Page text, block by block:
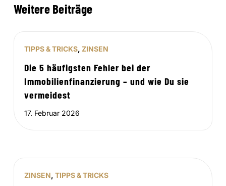
Weitere Beiträge
TIPPS & TRICKS, ZINSEN
Die 5 häufigsten Fehler bei der
Immobilienfinanzierung – und wie Du sie
vermeidest
17. Februar 2026
ZINSEN, TIPPS & TRICKS